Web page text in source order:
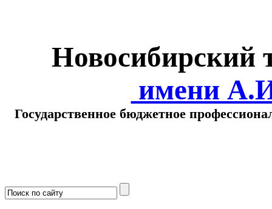
Новосибирский
имени
Государственное бюджетное